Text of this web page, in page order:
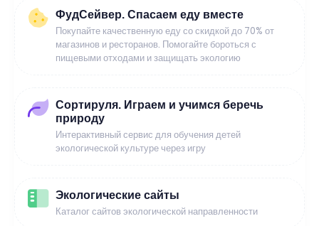
ФудСейвер. Спасаем еду вместе
Покупайте качественную еду со скидкой до 70% от
магазинов и ресторанов. Помогайте бороться с
пищевыми отходами и защищать экологию
Сортируля. Играем и учимся беречь
природу
Интерактивный сервис для обучения детей
экологической культуре через игру
Экологические сайты
Каталог сайтов экологической направленности